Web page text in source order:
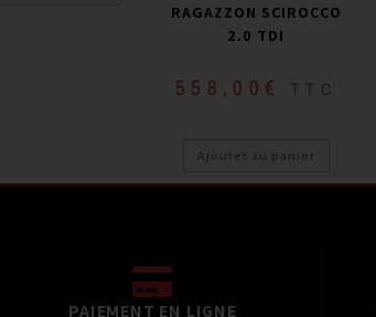
RAGAZZON SCIROCCO
2.0 TDI
558,00 € TTC
Ajouter au panier
PAIEMENT EN LIGNE